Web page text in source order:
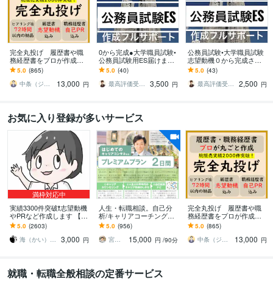
完全丸投げ 履歴書や職
務経歴書をプロが作成し
ます ゼロから作成代行/ポ
イント解説付 総販売実
績2000件突破
5.0 (865)
中条（ジョインキャリアオフィス）
13,000 円
0から完成●大学職員試験•
公務員試験用ES届けます
合格多数最短1日●大学職
員試験•公務員•企業志望動
機自己PR
5.0 (40)
最高評価受賞プラチナランクライター桜
3,500 円
公務員試験•大学職員試験
志望動機０から完成させ
ます 合格多数最短1日●大
学職員試験•公務員•企業志
望動機自己PR
5.0 (43)
最高評価受賞プラチナランクライター桜
2,500 円
お気に入り登録が多いサービス
満枠対応中
実績3300件突破❗️志望動機
やPRなど作成します 【多
くの書類通過＆内定実
績】転職・就職活動の
「核」を提供
5.0 (2603)
海（かい）＠応募書類のプロフェッショナル
3,000 円
人生・転職相談。自己分
析/キャリアコーチングし
ます カウンセリング＆や
りたいこと言語化方法解
説＆自己探索ナビ納品
5.0 (956)
宮内 利亮 キャリアコンサルタント
15,000 円 /90分
完全丸投げ 履歴書や職
務経歴書をプロが作成し
ます ゼロから作成代行/ポ
イント解説付 総販売実
績2000件突破
5.0 (865)
中条（ジョインキャリアオフィス）
13,000 円
就職・転職全般相談の定番サービス